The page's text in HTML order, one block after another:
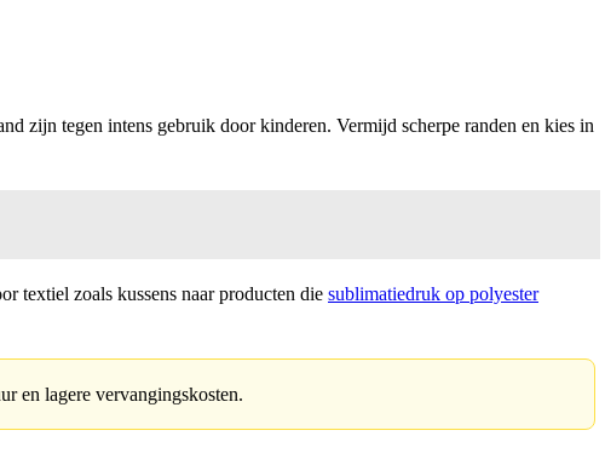
zijn tegen intens gebruik door kinderen. Vermijd scherpe randen en kies in
textiel zoals kussens naar producten die sublimatiedruk op polyester
en lagere vervangingskosten.